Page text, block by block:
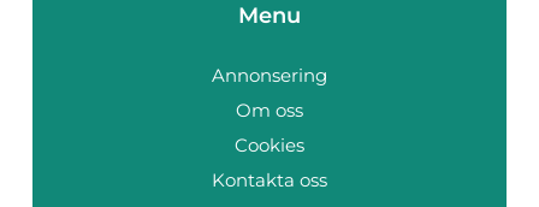
Menu
Annonsering
Om oss
Cookies
Kontakta oss